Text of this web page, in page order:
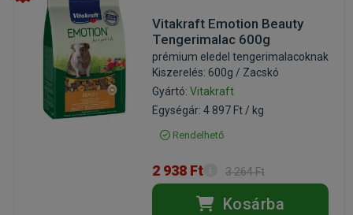
Vitakraft Emotion Beauty
Tengerimalac 600g
prémium eledel tengerimalacoknak
Kiszerelés: 600g / Zacskó
Gyártó: Vitakraft
Egységár: 4 897 Ft / kg
Rendelhető
2 938 Ft 3 264 Ft
Kosárba